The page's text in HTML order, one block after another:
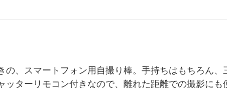
の、スマートフォン用自撮り棒。手持ちはもちろん
ッターリモコン付きなので、離れた距離での撮影に